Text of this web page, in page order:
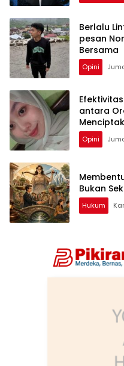
Berlalu
pesan
Bersama
Opini
antara
Opini
Bukan
Hukum